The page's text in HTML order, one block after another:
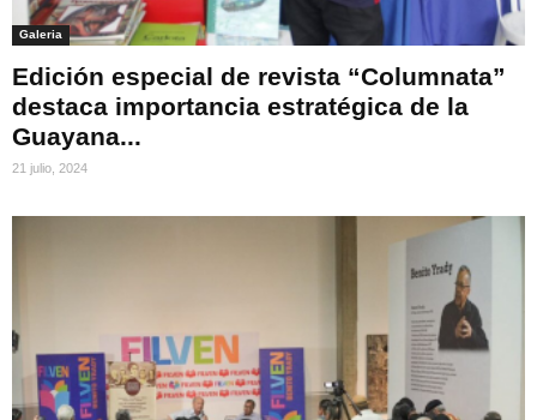
Galeria
Edición especial de revista “Columnata”
destaca importancia estratégica de la
Guayana...
21 julio, 2024